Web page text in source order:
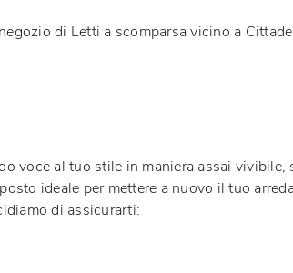
di Letti a scomparsa vicino a
voce al tuo stile in maniera assai
ideale per mettere a nuovo il tuo
di assicurarti: